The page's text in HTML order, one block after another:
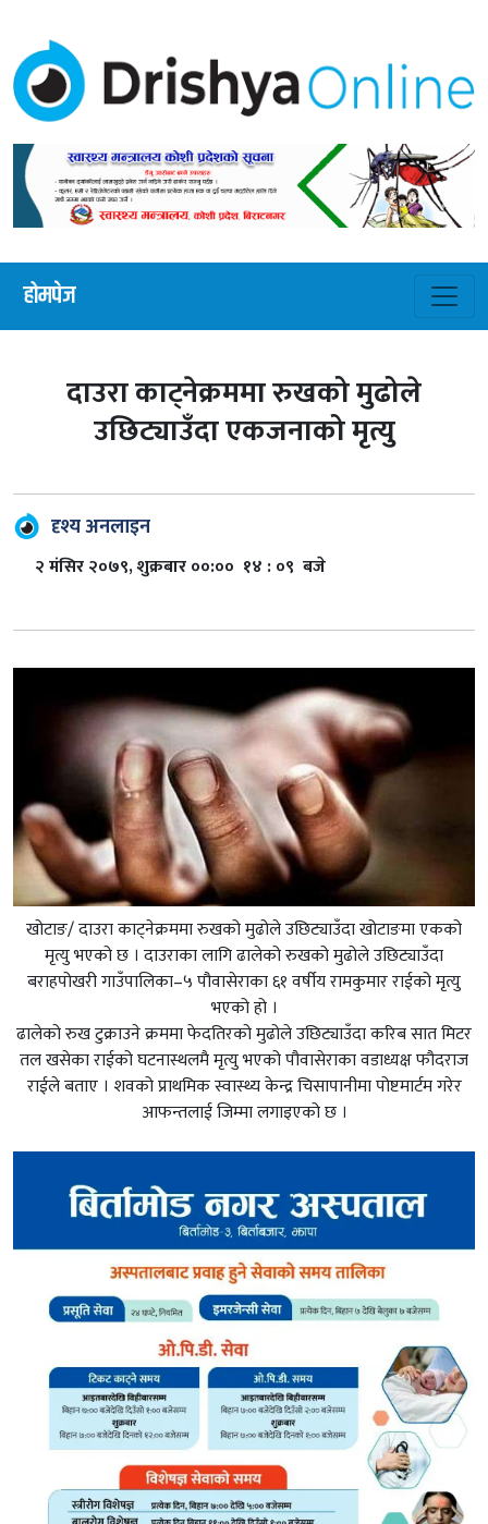
होमपेज
दाउरा काट्नेक्रममा रुखको मुढोले
उछिट्याउँदा एकजनाको मृत्यु
दृश्य अनलाइन
२ मंसिर २०७९, शुक्रबार ००:०० १४ : ०९ बजे
खोटाङ/ दाउरा काट्नेक्रममा रुखको मुढोले उछिट्याउँदा खोटाङमा एकको
मृत्यु भएको छ । दाउराका लागि ढालेको रुखको मुढोले उछिट्याउँदा
बराहपोखरी गाउँपालिका–५ पौवासेराका ६१ वर्षीय रामकुमार राईको मृत्यु
भएको हो ।
ढालेको रुख टुक्राउने क्रममा फेदतिरको मुढोले उछिट्याउँदा करिब सात मिटर
तल खसेका राईको घटनास्थलमै मृत्यु भएको पौवासेराका वडाध्यक्ष फौदराज
राईले बताए । शवको प्राथमिक स्वास्थ्य केन्द्र चिसापानीमा पोष्टमार्टम गरेर
आफन्तलाई जिम्मा लगाइएको छ ।